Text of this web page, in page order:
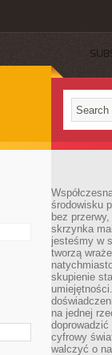
środowisku
bez
skrzynka
jesteśmy w
tworzą
skupienie
na jednej
cyfrowy
walczyć o